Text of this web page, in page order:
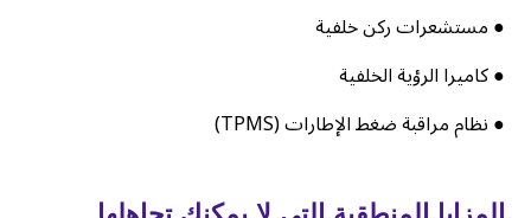
● مستشعرات ركن خلفية
● كاميرا الرؤية الخلفية
● نظام مراقبة ضغط الإطارات (TPMS)